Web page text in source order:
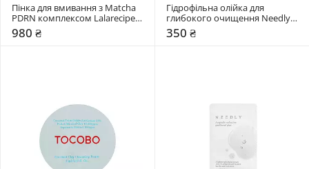
Пінка для вмивання з Matcha
PDRN комплексом Lalarecipe
200 мл
980 ₴
Гідрофільна олійка для
глибокого очищення Needly
30 мл
350 ₴